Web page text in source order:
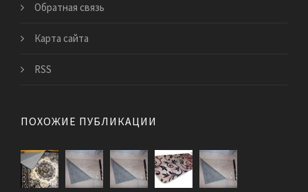
Обратная связь
Карта сайта
RSS
ПОХОЖИЕ ПУБЛИКАЦИИ